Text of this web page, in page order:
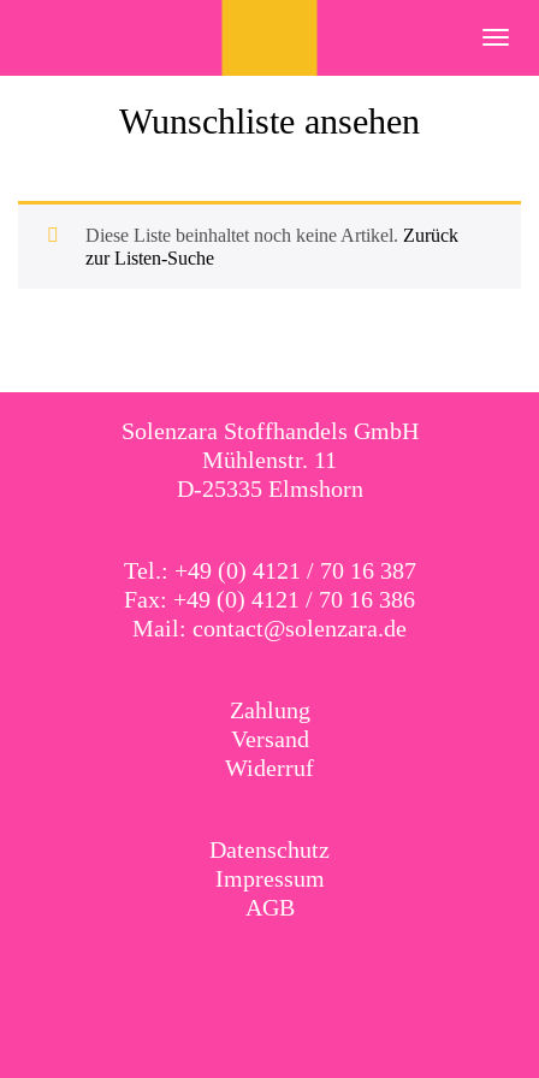
Wunschliste ansehen
Diese Liste beinhaltet noch keine Artikel. Zurück
zur Listen-Suche
Solenzara Stoffhandels GmbH
Mühlenstr. 11
D-25335 Elmshorn
Tel.: +49 (0) 4121 / 70 16 387
Fax: +49 (0) 4121 / 70 16 386
Mail: contact@solenzara.de
Zahlung
Versand
Widerruf
Datenschutz
Impressum
AGB